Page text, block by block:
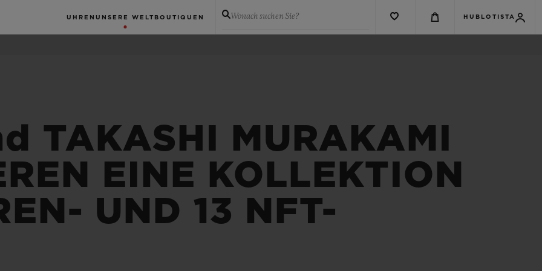
UHREN UNSERE WELT BOUTIQUEN Wonach suchen Sie? HUBLOTISTA
TAKASHI MURAKAMI
EINE KOLLEKTION
UND 13 NFT-